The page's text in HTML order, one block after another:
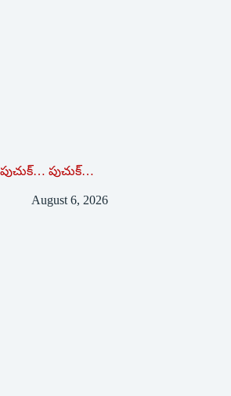
పుచుక్… పుచుక్…
August 6, 2026